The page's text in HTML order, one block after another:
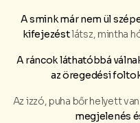
A smink már nem ül
kifejezéstlátsz, mintha
A ráncok láthatóbbá
az öregedési
Az izzó, puha bőr helyett
megjelenés